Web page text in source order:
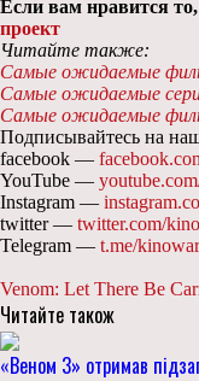
Если вам нравится
проект
Читайте также:
Самые ожидаемые
Самые ожидаемые
Самые ожидаемые
Подписывайтесь на
facebook —
YouTube —
Instagram —
twitter — twitter.com/
Telegram — t.me/
Venom: Let There Be
Читайте також
«Веном 3» отримав